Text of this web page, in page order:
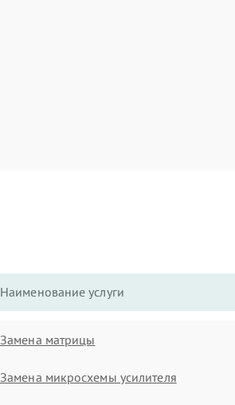
Наименование услуги
Замена матрицы
Замена микросхемы усилителя